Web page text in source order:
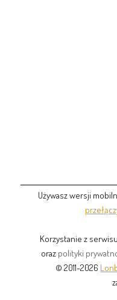
Używasz wersji
Korzystanie z
oraz polityki
© 2011-2026